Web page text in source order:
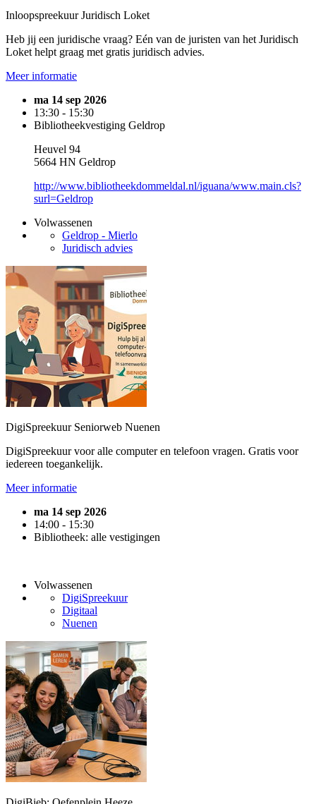
Inloopspreekuur Juridisch Loket
Heb jij een juridische vraag? Eén van de juristen van het Juridisch
Loket helpt graag met gratis juridisch advies.
Meer informatie
ma 14 sep 2026
13:30 - 15:30
Bibliotheekvestiging Geldrop
Heuvel 94
5664 HN Geldrop
http://www.bibliotheekdommeldal.nl/iguana/www.main.cls?
surl=Geldrop
Volwassenen
Geldrop - Mierlo
Juridisch advies
DigiSpreekuur Seniorweb Nuenen
DigiSpreekuur voor alle computer en telefoon vragen. Gratis voor
iedereen toegankelijk.
Meer informatie
ma 14 sep 2026
14:00 - 15:30
Bibliotheek: alle vestigingen
Volwassenen
DigiSpreekuur
Digitaal
Nuenen